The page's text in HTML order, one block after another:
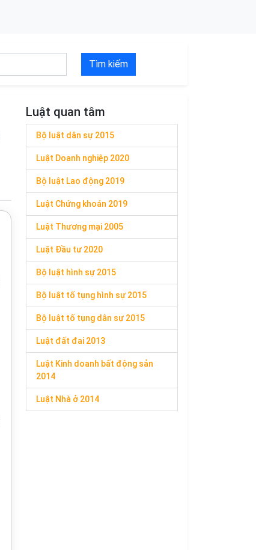
Tìm kiếm
Luật quan tâm
Bộ luật dân sự 2015
Luật Doanh nghiệp 2020
Bộ luật Lao động 2019
Luật Chứng khoán 2019
Luật Thương mại 2005
Luật Đầu tư 2020
Bộ luật hình sự 2015
Bộ luật tố tụng hình sự 2015
Bộ luật tố tụng dân sự 2015
Luật đất đai 2013
Luật Kinh doanh bất động sản
2014
Luật Nhà ở 2014